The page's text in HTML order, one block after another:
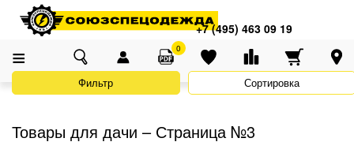
Адреса магазинов
+7 (495) 463 09 19
+7 (495) 463 09 19
0
Главная Каталог Акции Товары для дачи
Товары для дачи – Страница №3
Фильтр Сортировка